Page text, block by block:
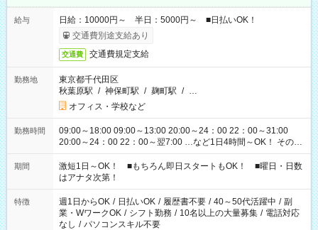
給与
日給：10000円～ 半日：5000円～ ■日払いOK！
交通費別途支給あり
交通費 交通費規定支給
勤務地
東京都千代田区
秋葉原駅 / 神保町駅 / 麹町駅 / …
オフィス・学校など
勤務時間
09:00～18:00 09:00～13:00 20:00～24：00 22：00～31:00
20:00～24：00 22：00～翌7:00 …など1日4時間～OK！ その他
シフトもございます！ お気軽にご相談ください！
期間
激短1日～OK！ ■もちろん即日スタートもOK！ ■曜日・日数
はアナタ次第！
特徴 週1日からOK / 日払いOK / 履歴書不要 / 40～50代活躍中 / 副
業・WワークOK / シフト勤務 / 10名以上の大量募集 / 電話対応
なし / パソコンスキル不要